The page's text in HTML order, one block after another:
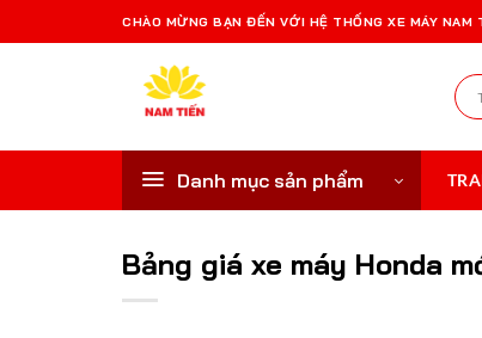
qua
CHÀO MỪNG BẠN ĐẾN VỚI HỆ THỐNG XE MÁY NAM
Tìm
kiếm:
Danh mục sản phẩm
Bảng giá xe máy Honda